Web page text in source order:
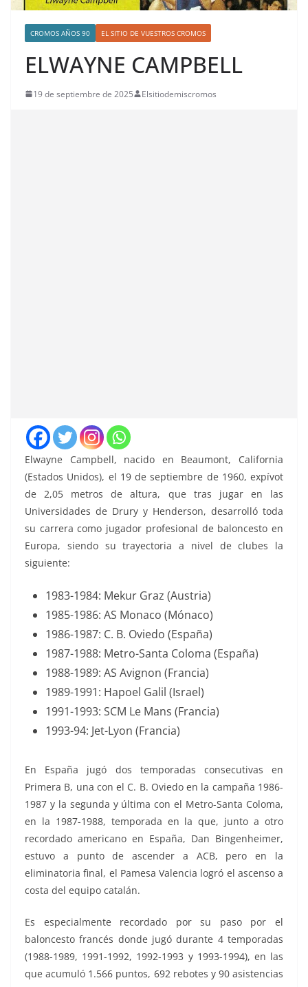
CROMOS AÑOS 90 EL SITIO DE VUESTROS CROMOS
ELWAYNE CAMPBELL
19 de septiembre de 2025 Elsitiodemiscromos
Elwayne Campbell, nacido en Beaumont, California
(Estados Unidos), el 19 de septiembre de 1960, expívot
de 2,05 metros de altura, que tras jugar en las
Universidades de Drury y Henderson, desarrolló toda
su carrera como jugador profesional de baloncesto en
Europa, siendo su trayectoria a nivel de clubes la
siguiente:
1983-1984: Mekur Graz (Austria)
1985-1986: AS Monaco (Mónaco)
1986-1987: C. B. Oviedo (España)
1987-1988: Metro-Santa Coloma (España)
1988-1989: AS Avignon (Francia)
1989-1991: Hapoel Galil (Israel)
1991-1993: SCM Le Mans (Francia)
1993-94: Jet-Lyon (Francia)
En España jugó dos temporadas consecutivas en
Primera B, una con el C. B. Oviedo en la campaña 1986-
1987 y la segunda y última con el Metro-Santa Coloma,
en la 1987-1988, temporada en la que, junto a otro
recordado americano en España, Dan Bingenheimer,
estuvo a punto de ascender a ACB, pero en la
eliminatoria final, el Pamesa Valencia logró el ascenso a
costa del equipo catalán.
Es especialmente recordado por su paso por el
baloncesto francés donde jugó durante 4 temporadas
(1988-1989, 1991-1992, 1992-1993 y 1993-1994), en las
que acumuló 1.566 puntos, 692 rebotes y 90 asistencias